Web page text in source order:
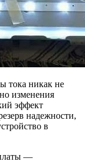
тока никак не
изменения
эффект
надежности,
в
—